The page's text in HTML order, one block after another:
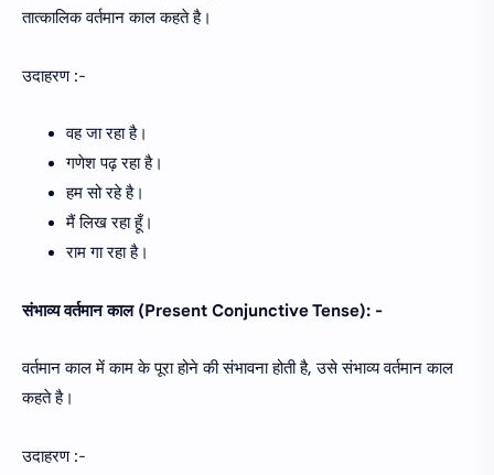
तात्कालिक वर्तमान काल कहते है।
उदाहरण :-
वह जा रहा है।
गणेश पढ़ रहा है।
हम सो रहे है।
मैं लिख रहा हूँ।
राम गा रहा है।
संभाव्य वर्तमान काल (Present Conjunctive Tense): -
वर्तमान काल में काम के पूरा होने की संभावना होती है, उसे संभाव्य वर्तमान काल
कहते है।
उदाहरण :-